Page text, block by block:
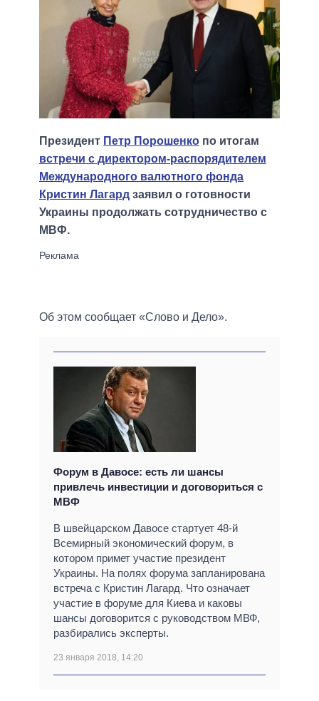
Президент Петр Порошенко по итогам
встречи с директором-распорядителем
Международного валютного фонда
Кристин Лагард заявил о готовности
Украины продолжать сотрудничество с
МВФ.
Об этом сообщает «Слово и Дело».
Форум в Давосе: есть ли шансы
привлечь инвестиции и договориться с
МВФ
В швейцарском Давосе стартует 48-й
Всемирный экономический форум, в
котором примет участие президент
Украины. На полях форума запланирована
встреча с Кристин Лагард. Что означает
участие в форуме для Киева и каковы
шансы договорится с руководством МВФ,
разбирались эксперты.
23 января 2018, 14:20